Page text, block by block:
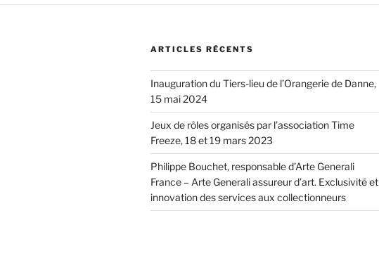
ARTICLES RÉCENTS
Inauguration du Tiers-lieu de l’Orangerie de Danne,
15 mai 2024
Jeux de rôles organisés par l’association Time
Freeze, 18 et 19 mars 2023
Philippe Bouchet, responsable d’Arte Generali
France – Arte Generali assureur d’art. Exclusivité et
innovation des services aux collectionneurs